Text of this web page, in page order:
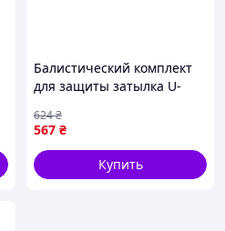
Балистический комплект
для защиты затылка U-
567 ₴
624₴
Купить